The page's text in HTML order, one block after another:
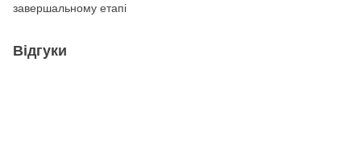
завершальному етапі
Відгуки